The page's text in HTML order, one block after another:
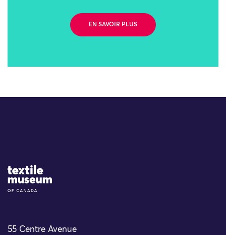
EN SAVOIR PLUS
Site Logo
55 Centre Avenue